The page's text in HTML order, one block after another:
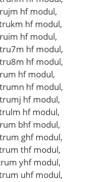
hf modul,
hf modul,
hf modul,
hf modul,
hf modul,
hf modul,
hf modul,
hf modul,
hf modul,
bhf modul,
ghf modul,
thf modul,
yhf modul,
uhf modul,